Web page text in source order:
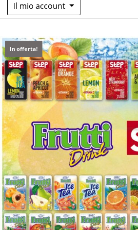
Il mio account
In offerta!